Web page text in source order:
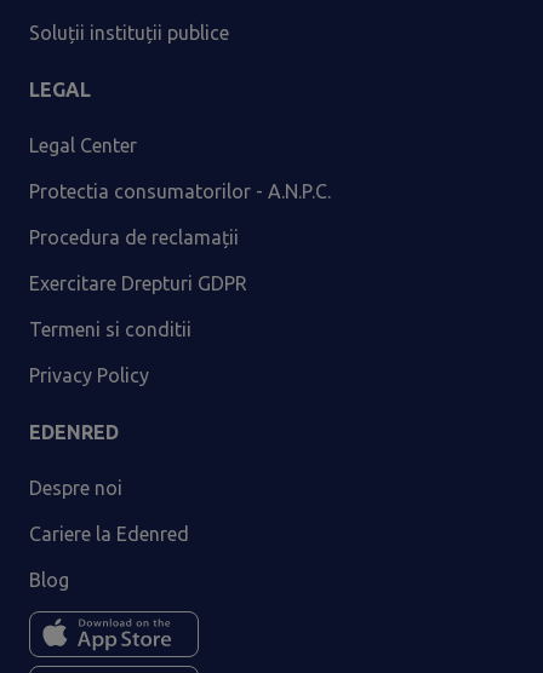
Soluții instituții publice
LEGAL
Legal Center
Protectia consumatorilor - A.N.P.C.
Procedura de reclamații
Exercitare Drepturi GDPR
Termeni si conditii
Privacy Policy
EDENRED
Despre noi
Cariere la Edenred
Blog